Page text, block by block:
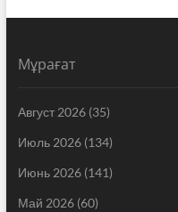
Мұрағат
Август 2026(35)
Июль 2026(134)
Июнь 2026(141)
Май 2026(60)